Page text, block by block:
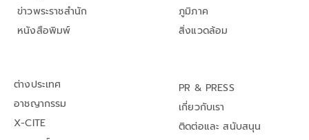
ข่าวพระราชสำนัก
หนังสือพิมพ์
ภูมิภาค
สิ่งแวดล้อม
ต่างประเทศ
อาชญากรรม
X-CITE
PR & PRESS
เกี่ยวกับเรา
ติดต่อและ สนับสนุน